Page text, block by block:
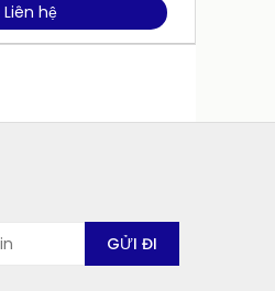
Liên hệ